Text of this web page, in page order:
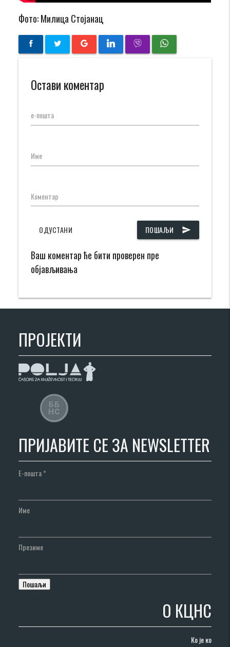
Фото: Милица Стојанац
Остави коментар
е-пошта
Име
Коментар
ПОШАЉИ send
ОДУСТАНИ
Ваш коментар ће бити проверен пре
објављивања
ПРОЈЕКТИ
ПРИЈАВИТЕ СЕ ЗА NEWSLETTER
Е-пошта*
Име
Презиме
О КЦНС
Ко је ко